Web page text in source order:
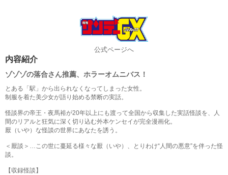
公式ページへ
内容紹介
ゾゾゾの落合さん推薦、ホラーオムニバス！
とある「駅」から出られなくなってしまった女性。
制服を着た美少女が語り始める禁断の実話。
怪談界の帝王・夜馬裕が20年以上にも渡って全国から収集した実話怪談を、人
間のリアルと狂気に深く切り込む外本ケンセイが完全漫画化。
厭（いや）な怪談の世界にあなたを誘う。
＜厭談＞…この世に蔓延る様々な厭（いや）、とりわけ“人間の悪意”を伴った怪
談。
【収録怪談】